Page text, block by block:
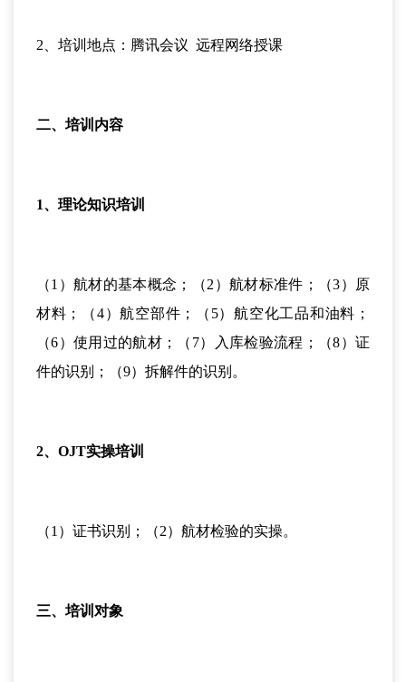
2、培训地点：腾讯会议 远程网络授课
二、培训内容
1、理论知识培训
（1）航材的基本概念；（2）航材标准件；（3）原
材料；（4）航空部件；（5）航空化工品和油料；
（6）使用过的航材；（7）入库检验流程；（8）证
件的识别；（9）拆解件的识别。
2、OJT实操培训
（1）证书识别；（2）航材检验的实操。
三、培训对象